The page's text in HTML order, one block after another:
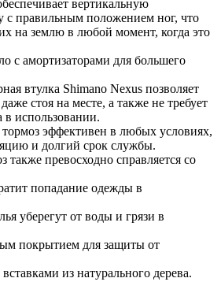
вертикальную
с правильным положением ног, что
на землю в любой момент, когда это
с амортизаторами для большего
втулка Shimano Nexus позволяет
стоя на месте, а также не требует
в использовании.
эффективен в любых условиях,
и долгий срок службы.
превосходно справляется со
попадание одежды в
уберегут от воды и грязи в
покрытием для защиты от
из натурального дерева.